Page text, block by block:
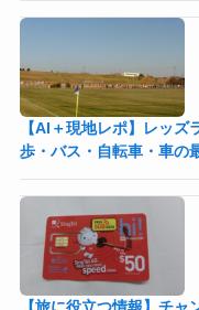
【AI＋現地レポ】レッ
歩・バス・自転車・車の
【旅に役立つ情報】チャ